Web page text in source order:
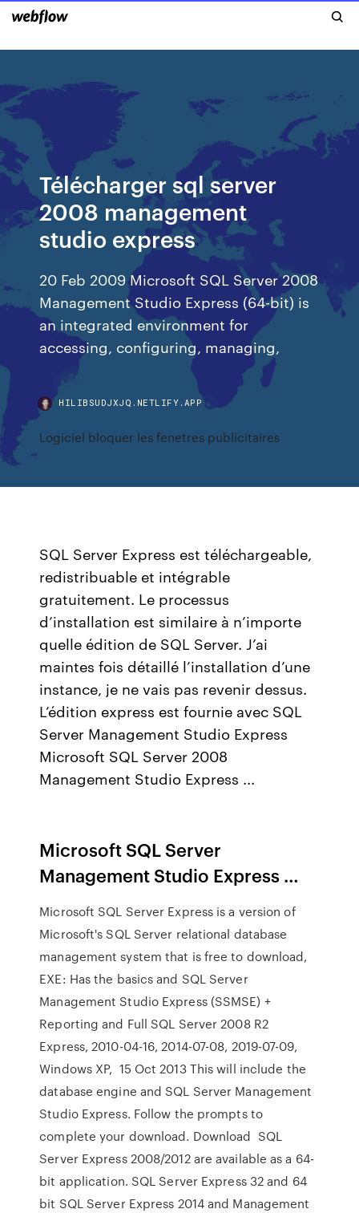
Télécharger sql server
2008 management
studio express
20 Feb 2009 Microsoft SQL Server 2008
Management Studio Express (64-bit) is
an integrated environment for
accessing, configuring, managing,
HILIBSUDJXJQ.NETLIFY.APP
Logiciel bloquer les fenetres publicitaires
SQL Server Express est téléchargeable,
redistribuable et intégrable
gratuitement. Le processus
d’installation est similaire à n’importe
quelle édition de SQL Server. J’ai
maintes fois détaillé l’installation d’une
instance, je ne vais pas revenir dessus.
L’édition express est fournie avec SQL
Server Management Studio Express
Microsoft SQL Server 2008
Management Studio Express ...
Microsoft SQL Server
Management Studio Express …
Microsoft SQL Server Express is a version of
Microsoft's SQL Server relational database
management system that is free to download,
EXE: Has the basics and SQL Server
Management Studio Express (SSMSE) +
Reporting and Full SQL Server 2008 R2
Express, 2010-04-16, 2014-07-08, 2019-07-09,
Windows XP, 15 Oct 2013 This will include the
database engine and SQL Server Management
Studio Express. Follow the prompts to
complete your download. Download SQL
Server Express 2008/2012 are available as a 64-
bit application. SQL Server Express 32 and 64
bit SQL Server Express 2014 and Management